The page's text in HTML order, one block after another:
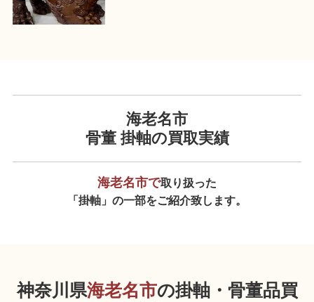
海老名市
骨董 掛軸の買取実績
海老名市で取り扱った
「掛軸」の一部をご紹介致します。
神奈川県海老名市の掛軸・骨董品買